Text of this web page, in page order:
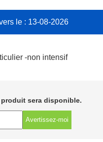
le : 13-08-2026
-non intensif
sera disponible.
Avertissez-moi